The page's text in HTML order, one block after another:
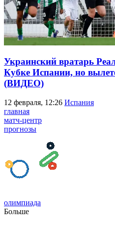
Украинский вратарь
Кубке Испании, но
(ВИДЕО)
12 февраля, 12:26 Испания
главная
матч-центр
прогнозы
олимпиада
Больше